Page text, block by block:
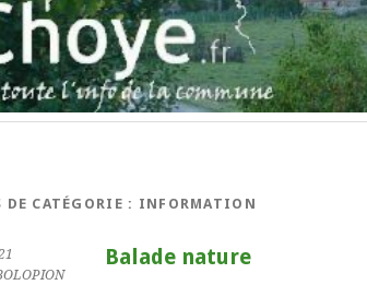
DE CATÉGORIE : INFORMATION
Balade nature